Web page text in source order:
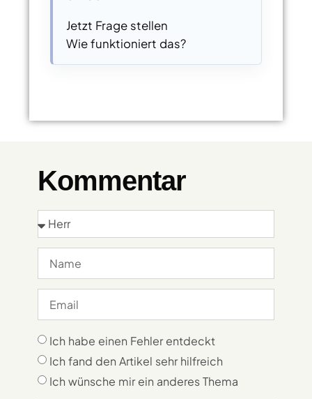
Jetzt Frage stellen
Wie funktioniert das?
Kommentar
Ich habe einen Fehler entdeckt
Ich fand den Artikel sehr hilfreich
Ich wünsche mir ein anderes Thema